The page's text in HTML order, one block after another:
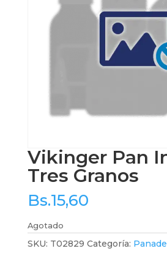
Vikinger Pan
Tres Granos
Bs.15,60
Agotado
SKU: T02829 Categoría: